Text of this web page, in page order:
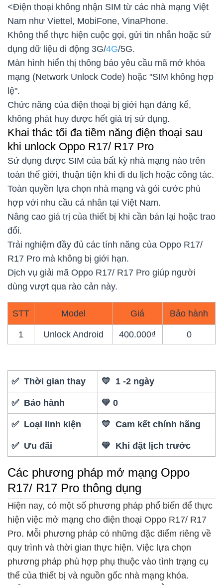
<Điện thoại không nhận SIM từ các nhà mạng Việt
Nam như Viettel, MobiFone, VinaPhone.
Không thể thực hiện cuộc gọi, gửi tin nhắn hoặc sử
dụng dữ liệu di động 3G/4G/5G.
Màn hình hiển thị thông báo yêu cầu mã mở khóa
mạng (Network Unlock Code) hoặc "SIM không hợp
lệ".
Chức năng của điện thoại bị giới hạn đáng kể,
không phát huy được hết giá trị sử dụng.
Khai thác tối đa tiềm năng điện thoại sau
khi unlock Oppo R17/ R17 Pro
Sử dụng được SIM của bất kỳ nhà mạng nào trên
toàn thế giới, thuận tiện khi đi du lịch hoặc công tác.
Toàn quyền lựa chọn nhà mạng và gói cước phù
hợp với nhu cầu cá nhân tại Việt Nam.
Nâng cao giá trị của thiết bị khi cần bán lại hoặc trao
đổi.
Trải nghiệm đầy đủ các tính năng của Oppo R17/
R17 Pro mà không bị giới hạn.
Dịch vụ giải mã Oppo R17/ R17 Pro giúp người
dùng vượt qua rào cản này.
STT Model Giá Bảo hành
1 Unlock Android 400.000₫ 0
✅ Thời gian thay 💛 1 -2 ngày
✅ Bảo hành 💛 0
✅ Loại linh kiện 💛 Cam kết chính hãng
✅ Ưu đãi 💛 Khi đặt lịch trước
Các phương pháp mở mạng Oppo
R17/ R17 Pro thông dụng
Hiện nay, có một số phương pháp phổ biến để thực
hiện việc mở mạng cho điện thoại Oppo R17/ R17
Pro. Mỗi phương pháp có những đặc điểm riêng về
quy trình và thời gian thực hiện. Việc lựa chọn
phương pháp phù hợp phụ thuộc vào tình trạng cụ
thể của thiết bị và nguồn gốc nhà mạng khóa.